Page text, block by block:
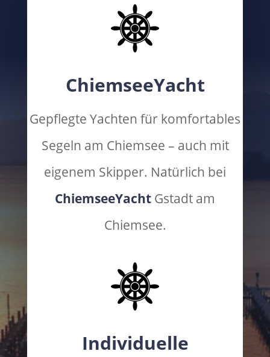
ChiemseeYacht
Gepflegte Yachten für komfortables
Segeln am Chiemsee – auch mit
eigenem Skipper. Natürlich bei
ChiemseeYacht Gstadt am
Chiemsee.
Individuelle